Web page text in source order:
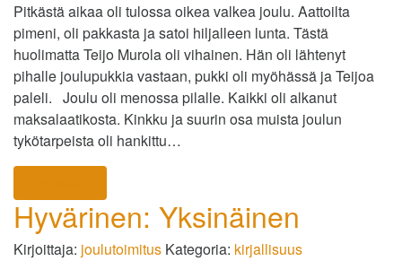
Pitkästä aikaa oli tulossa oikea valkea joulu. Aattoilta
pimeni, oli pakkasta ja satoi hiljalleen lunta. Tästä
huolimatta Teijo Murola oli vihainen. Hän oli lähtenyt
pihalle joulupukkia vastaan, pukki oli myöhässä ja Teijoa
paleli. Joulu oli menossa pilalle. Kaikki oli alkanut
maksalaatikosta. Kinkku ja suurin osa muista joulun
tykötarpeista oli hankittu…
Hyvärinen: Yksinäinen
Kirjoittaja: joulutoimitus Kategoria: kirjallisuus